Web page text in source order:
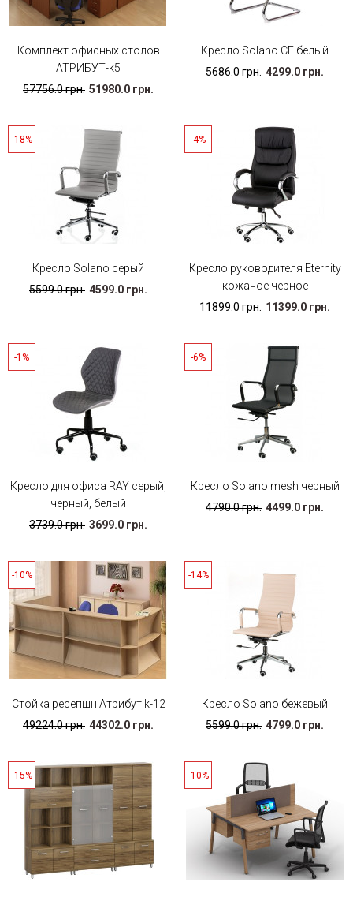
Комплект офисных столов
АТРИБУТ-k5
57756.0 грн. 51980.0 грн.
Кресло Solano CF белый
5686.0 грн. 4299.0 грн.
-18%
Кресло Solano серый
5599.0 грн. 4599.0 грн.
-4%
Кресло руководителя Eternity
кожаное черное
11899.0 грн. 11399.0 грн.
-1%
Кресло для офиса RAY серый,
черный, белый
3739.0 грн. 3699.0 грн.
-6%
Кресло Solano mesh черный
4790.0 грн. 4499.0 грн.
-10%
Стойка ресепшн Атрибут k-12
49224.0 грн. 44302.0 грн.
-14%
Кресло Solano бежевый
5599.0 грн. 4799.0 грн.
-15% -10%